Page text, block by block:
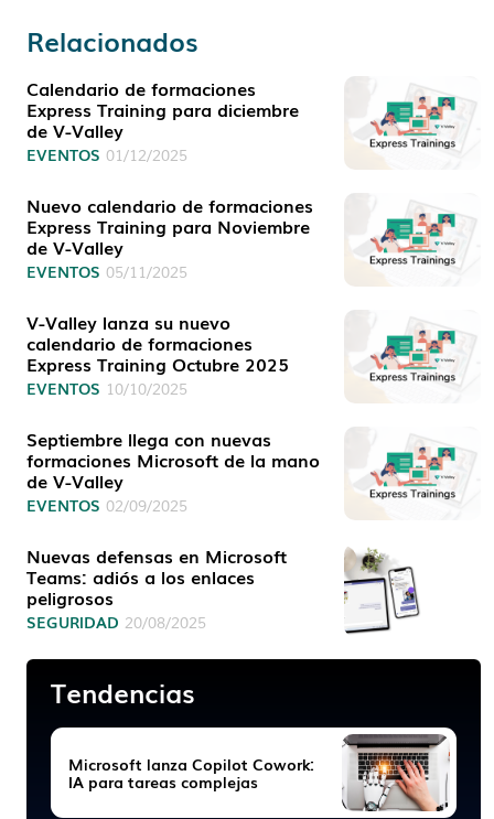
Relacionados
Calendario de formaciones
Express Training para diciembre
de V-Valley
EVENTOS 01/12/2025
Nuevo calendario de formaciones
Express Training para Noviembre
de V-Valley
EVENTOS 05/11/2025
V-Valley lanza su nuevo
calendario de formaciones
Express Training Octubre 2025
EVENTOS 10/10/2025
Septiembre llega con nuevas
formaciones Microsoft de la mano
de V-Valley
EVENTOS 02/09/2025
Nuevas defensas en Microsoft
Teams: adiós a los enlaces
peligrosos
SEGURIDAD 20/08/2025
Tendencias
Microsoft lanza Copilot Cowork:
IA para tareas complejas